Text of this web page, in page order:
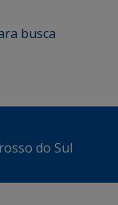
busca
do Sul